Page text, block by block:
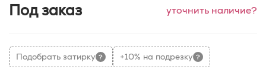
Под заказ уточнить наличие?
Подобрать затирку +10% на подрезку